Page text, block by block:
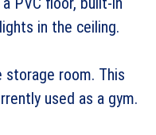
in the ceiling.
room. This
used as a gym.